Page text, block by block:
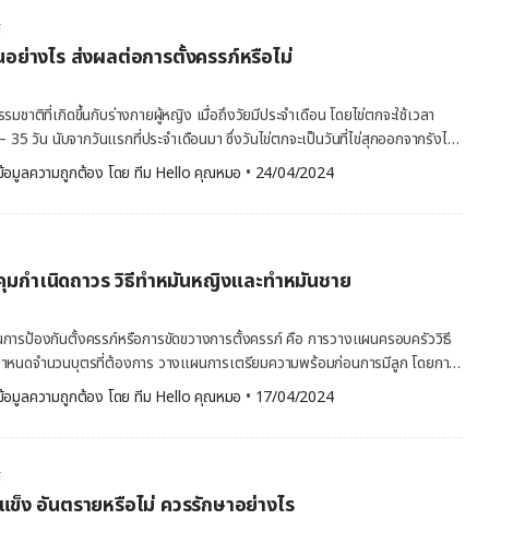
รรถภาพทางเพศได้ อาการความบกพร่องทางเพศของผู้ชาย
ทางเพศของผู้ชายที่อาจสามารถสังเกตได้ เช่น มีปัญหาการแข็งตัวของ
สิ่งกระตุ้น หรือสิ่งเร้าก็ยังไม่สามารถทำให้อวัยวะเพศแข็งตัวได้ ความต้องการ
วามคิดหรือปรารถนาต่อกิจกรรมทางเพศ การหลั่งเร็วหรือช้าเกินไป สิ่งนี้
กพร่องทางเพศ ปัจจัยเสี่ยงที่ทำให้เกิด ความบกพร่องทางเพศ
ยงที่ทำให้เกิดความบกพร่องทางเพศของผู้ชาย อาจเกิดจากปัญหาทางด้าน
ใหญ่มากและผิวขรุขระคล้ายดอกกะหล่ำ ผู้ชายมักพบที่ใต้หนังหุ้มปลาย
งสลึง อาจพบบริเวณรอบทวารหนัก โดยเฉพาะผู้ที่มีเพศสัมพันธ์ทางทวารหนัก ผู้
ๆ ผู้หญิงที่กำลังตั้งครรภ์อาจทำให้หูดหงอนไก่โตเร็วกว่าปกติ และต้องระวัง
คอื่นร่วมด้วย เช่น ซิฟิลิส
องคลอด โดยการติดเชื้อเหล่านี้ จะทำให้ผู้ป่วยจะมีอาการปัสสาวะแสบ มีตกขาว
วะเพศเพิ่มขึ้น การติดต่อของเชื้อ HPV เชื้อ HPV ทำให้เกิดโรคได้ทั้งเด็กและ
ย่างไร ส่งผลต่อการตั้งครรภ์หรือไม่
มชาติที่เกิดขึ้นกับร่างกายผู้หญิง เมื่อถึงวัยมีประจำเดือน โดยไข่ตกจะใช้เวลา
35 วัน นับจากวันแรกที่ประจำเดือนมา ซึ่งวันไข่ตกจะเป็นวันที่ไข่สุกออกจากรังไข่
ลายของท่อนำไข่ สำหรับมูกไข่ตกเป็นสัญญาณของร่างกายบ่งบอกว่าเป็นช่วงวัน
ศสัมพันธ์ในช่วงเวลานี้ [embed-health-tool-ovulation] มูกไข่
กไข่ตกจะมีลักษณะเป็นของเหลวที่ร่างกายผลิตออกมา ซึ่งจะขับออกจากปากมดลูก
ปากมดลูก ไม่เหมือนกับน้ำหล่อลื่นที่หลั่งจากช่องคลอด (Vagina) ลักษณะของ
ณของมูกสัมพันธ์กับฮอร์โมนเอสโตรเจน (Estrogen) ซึ่งเป็นตัวกระตุ้นมูกไข่ตก
ณะของมูกไข่ตกหรือมูกช่องคลอด จะเปลี่ยนแปลงในรอบ 28 วัน สำหรับผู้ที่
มูกไข่ตกได้ดังนี้ มูกช่องคลอดหลังหมดรอบเดือน : หลังจากมี
ว ร่างกายจะผลิตมูกช่องคลอดออกมาน้อย อาจพบว่ามูกจะมีลักษณะแห้ง ๆ หรือ
เริ่มมีสีขาวคล้ายครีม อาจมีความข้น
มูลความถูกต้อง โดย ทีม Hello คุณหมอ • 24/04/2024
มกำเนิดถาวร วิธีทำหมันหญิงและทำหมันชาย
การป้องกันตั้งครรภ์หรือการขัดขวางการตั้งครรภ์ คือ การวางแผนครอบครัววิธี
หนดจำนวนบุตรที่ต้องการ วางแผนการเตรียมความพร้อมก่อนการมีลูก โดยการ
ยวิธี แต่หากต้องการให้การคุมกำเนิดนั้นมีประสิทธิภาพมากที่สุด สำหรับผู้ที่ไม่
ทำหมัน ถือเป็นทางเลือกที่ดีที่สุด สามารถทำได้ทั้งการทำหมันหญิงและทำหมัน
ยและถุงยางอนามัยหญิง การใช้ถุงยางอนามัยยังช่วยเรื่องการป้องกันโรคได้
ด้วยวิธีธรรมชาติ ใช้การตกไข่และการมีประจำเดือน
มูลความถูกต้อง โดย ทีม Hello คุณหมอ • 17/04/2024
ง อันตรายหรือไม่ ควรรักษาอย่างไร